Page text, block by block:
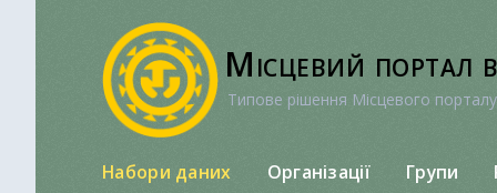
Місцевий портал
Типове рішення Місцевого
Набори даних Організації Групи